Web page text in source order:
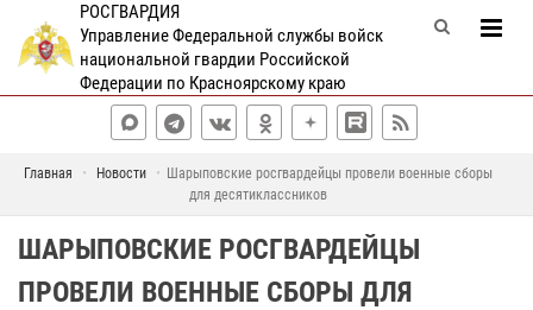
РОСГВАРДИЯ
Управление Федеральной службы войск
национальной гвардии Российской
Федерации по Красноярскому краю
Главная Новости
Шарыповские росгвардейцы провели военные сборы
для десятиклассников
ШАРЫПОВСКИЕ РОСГВАРДЕЙЦЫ
ПРОВЕЛИ ВОЕННЫЕ СБОРЫ ДЛЯ